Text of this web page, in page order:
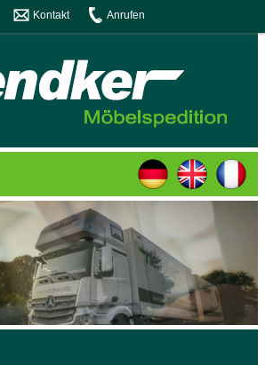
Kontakt Anrufen